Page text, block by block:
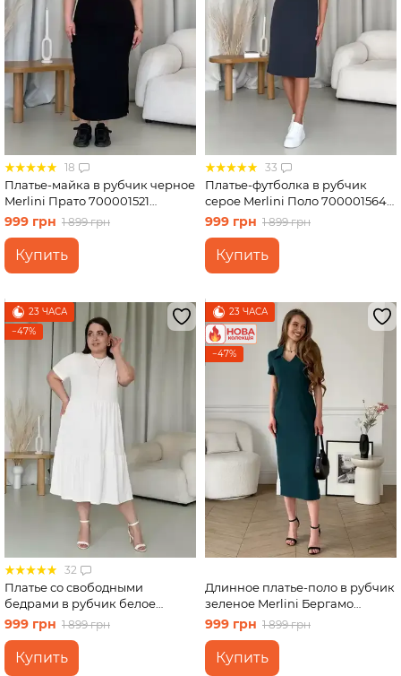
18
Платье-майка в рубчик черное
Merlini Прато 700001521
размер 2XL-3XL
999 грн 1 899 грн
Купить
33
Платье-футболка в рубчик
серое Merlini Поло 700001564
размер L-XL
999 грн 1 899 грн
Купить
23 ЧАСА
−47%
32
Платье со свободными
бедрами в рубчик белое
Merlini Реджо 700001589
размер 2XL-3XL
999 грн 1 899 грн
Купить
23 ЧАСА
−47%
Длинное платье-поло в рубчик
зеленое Merlini Бергамо
700002245 размер L-XL
999 грн 1 899 грн
Купить